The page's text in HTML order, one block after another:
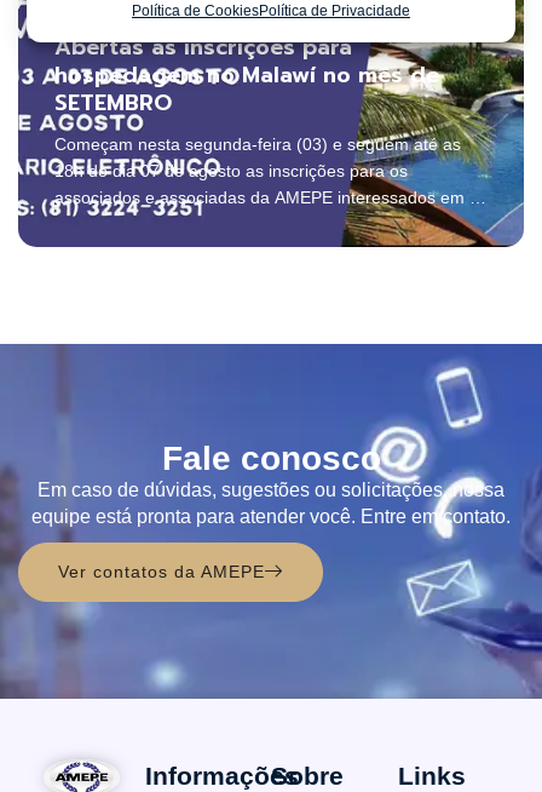
Política de CookiesPolítica de Privacidade
3 de agosto de 2026
Abertas as inscrições para
hospedagem no Malawí no mês de
SETEMBRO
Começam nesta segunda-feira (03) e seguem até as
18h do dia 07 de agosto as inscrições para os
associados e associadas da AMEPE interessados em se
hospedar no mês de SETEMBRO nos flats e unidade
Sky no Malawí, em Muro Alto. ...
Fale conosco
Em caso de dúvidas, sugestões ou solicitações, nossa
equipe está pronta para atender você. Entre em contato.
Ver contatos da AMEPE
InformaçõesSobre
Links